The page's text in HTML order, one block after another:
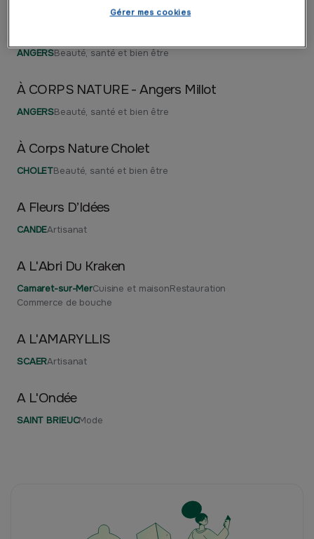
ANGERSBeauté, santé et bien être
À CORPS NATURE - Angers Millot
ANGERSBeauté, santé et bien être
À Corps Nature Cholet
CHOLETBeauté, santé et bien être
A Fleurs D’Idées
CANDEArtisanat
A L'Abri Du Kraken
Camaret-sur-MerCuisine et maisonRestauration
Commerce de bouche
A L'AMARYLLIS
SCAERArtisanat
A L'Ondée
SAINT BRIEUCMode
Gérer mes cookies